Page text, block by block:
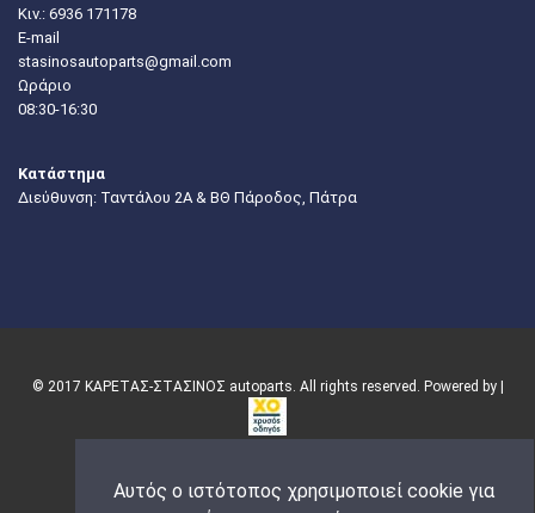
Αυτός ο ιστότοπος χρησιμοποιεί cookie για
Κιν.: 6936 171178
E-mail
stasinosautoparts@gmail.com
Ωράριο
08:30-16:30
Κατάστημα
Διεύθυνση: Ταντάλου 2Α & ΒΘ Πάροδος, Πάτρα
© 2017 ΚΑΡΕΤΑΣ-ΣΤΑΣΙΝΟΣ autoparts. All rights reserved. Powered by |